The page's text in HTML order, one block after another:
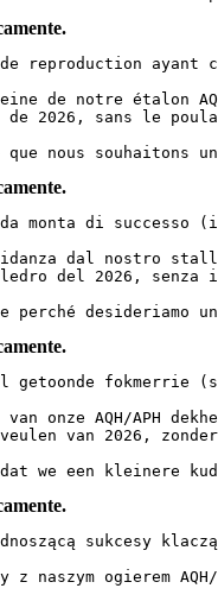
de reproduction
de notre étalon AQH/
2026, sans le
que nous
da monta di
dal nostro
del 2026,
perché
getoonde
onze AQH/APH
van 2026,
we een kleinere
sukcesy
ogierem AQH/